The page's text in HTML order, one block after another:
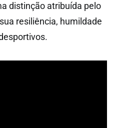
distinção atribuída pelo
resiliência, humildade